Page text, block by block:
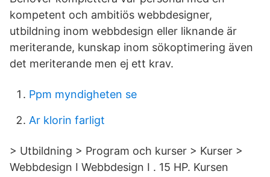
kompetent och ambitiös webbdesigner,
utbildning inom webbdesign eller liknande är
meriterande, kunskap inom sökoptimering även
det meriterande men ej ett krav.
Ppm myndigheten se
Ar klorin farligt
> Utbildning > Program och kurser > Kurser >
Webbdesign I Webbdesign I . 15 HP. Kursen